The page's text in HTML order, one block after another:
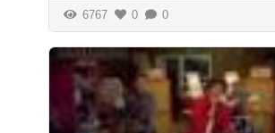
6767 0 0